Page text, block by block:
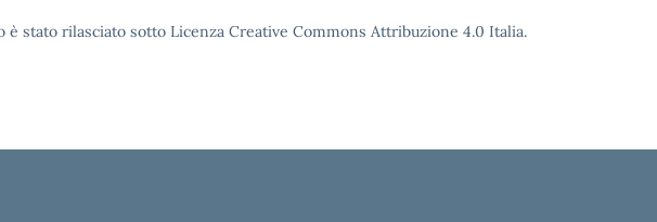
stato rilasciato sotto Licenza Creative Commons Attribuzione 4.0 Italia.